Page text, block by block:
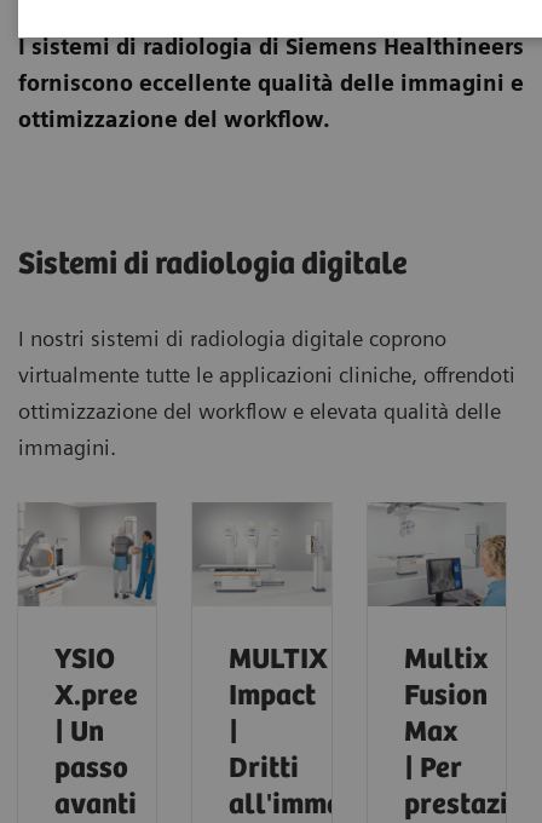
I sistemi di radiologia di Siemens Healthineers
forniscono eccellente qualità delle immagini e
ottimizzazione del workflow.
Sistemi di radiologia digitale
I nostri sistemi di radiologia digitale coprono
virtualmente tutte le applicazioni cliniche, offrendoti
ottimizzazione del workflow e elevata qualità delle
immagini.
YSIO
X.pree
| Un
passo
avanti
MULTIX
Impact
Dritti
all'immagine
Multix
Fusion
Max
| Per